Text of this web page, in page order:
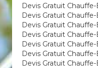
Devis Gratuit
Devis Gratuit
Devis Gratuit
Devis Gratuit
Devis Gratuit
Devis Gratuit
Devis Gratuit